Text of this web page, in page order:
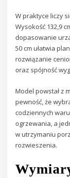
W praktyce liczy
Wysokość 132,9
dopasowanie
50 cm ułatwia
rozwiązanie
oraz spójność
Model powstał z
pewność, że
codziennych
ogrzewania, a
w utrzymaniu
rozwieszenia.